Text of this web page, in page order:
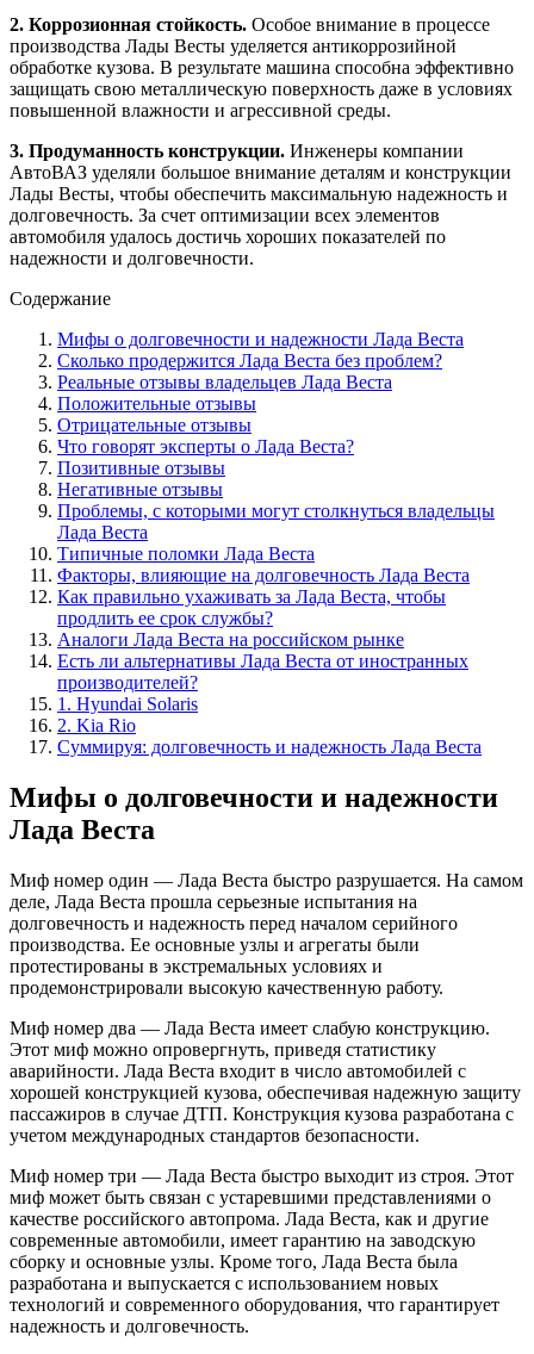
2. Коррозионная стойкость. Особое внимание в процессе
производства Лады Весты уделяется антикоррозийной
обработке кузова. В результате машина способна эффективно
защищать свою металлическую поверхность даже в условиях
повышенной влажности и агрессивной среды.
3. Продуманность конструкции. Инженеры компании
АвтоВАЗ уделяли большое внимание деталям и конструкции
Лады Весты, чтобы обеспечить максимальную надежность и
долговечность. За счет оптимизации всех элементов
автомобиля удалось достичь хороших показателей по
надежности и долговечности.
Содержание
Мифы о долговечности и надежности Лада Веста
Сколько продержится Лада Веста без проблем?
Реальные отзывы владельцев Лада Веста
Положительные отзывы
Отрицательные отзывы
Что говорят эксперты о Лада Веста?
Позитивные отзывы
Негативные отзывы
Проблемы, с которыми могут столкнуться владельцы
Лада Веста
Типичные поломки Лада Веста
Факторы, влияющие на долговечность Лада Веста
Как правильно ухаживать за Лада Веста, чтобы
продлить ее срок службы?
Аналоги Лада Веста на российском рынке
Есть ли альтернативы Лада Веста от иностранных
производителей?
1. Hyundai Solaris
2. Kia Rio
Суммируя: долговечность и надежность Лада Веста
Мифы о долговечности и надежности
Лада Веста
Миф номер один — Лада Веста быстро разрушается. На самом
деле, Лада Веста прошла серьезные испытания на
долговечность и надежность перед началом серийного
производства. Ее основные узлы и агрегаты были
протестированы в экстремальных условиях и
продемонстрировали высокую качественную работу.
Миф номер два — Лада Веста имеет слабую конструкцию.
Этот миф можно опровергнуть, приведя статистику
аварийности. Лада Веста входит в число автомобилей с
хорошей конструкцией кузова, обеспечивая надежную защиту
пассажиров в случае ДТП. Конструкция кузова разработана с
учетом международных стандартов безопасности.
Миф номер три — Лада Веста быстро выходит из строя. Этот
миф может быть связан с устаревшими представлениями о
качестве российского автопрома. Лада Веста, как и другие
современные автомобили, имеет гарантию на заводскую
сборку и основные узлы. Кроме того, Лада Веста была
разработана и выпускается с использованием новых
технологий и современного оборудования, что гарантирует
надежность и долговечность.